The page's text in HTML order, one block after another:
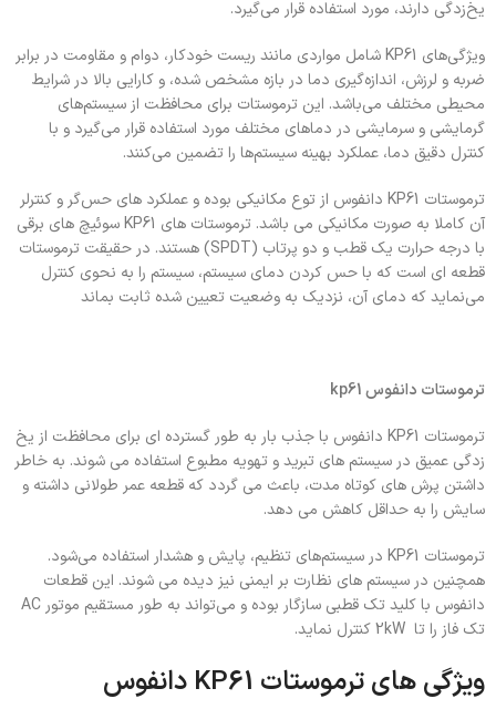
یخ‌زدگی دارند، مورد استفاده قرار می‌گیرد.
ویژگی‌های KP61 شامل مواردی مانند ریست خودکار، دوام و مقاومت در برابر
ضربه و لرزش، اندازه‌گیری دما در بازه مشخص شده، و کارایی بالا در شرایط
محیطی مختلف می‌باشد. این ترموستات برای محافظت از سیستم‌های
گرمایشی و سرمایشی در دماهای مختلف مورد استفاده قرار می‌گیرد و با
کنترل دقیق دما، عملکرد بهینه سیستم‌ها را تضمین می‌کنند.
ترموستات KP61 دانفوس از توع مکانیکی بوده و عملکرد های حس‌گر و کنترلر
آن کاملا به صورت مکانیکی می باشد. ترموستات های KP61 سوئیچ های برقی
با درجه حرارت یک قطب و دو پرتاب (SPDT) هستند. در حقیقت ترموستات
قطعه ای است که با حس کردن دمای سیستم، سیستم را به نحوی کنترل
می‌نماید که دمای آن، نزدیک به وضعیت تعیین شده ثابت بماند
ترموستات دانفوس kp61
ترموستات KP61 دانفوس با جذب بار به طور گسترده ای برای محافظت از یخ
زدگی عمیق در سیستم های تبرید و تهویه مطبوع استفاده می شوند. به خاطر
داشتن پرش های کوتاه مدت، باعث می گردد که قطعه عمر طولانی داشته و
سایش را به حداقل کاهش می دهد.
ترموستات KP61 در سیستم‌های تنظیم‌، پایش و هشدار استفاده می‌شود.
همچنین در سیستم های نظارت بر ایمنی نیز دیده می شوند. این قطعات
دانفوس با کلید تک قطبی سازگار بوده و می‌تواند به طور مستقیم موتور AC
تک فاز را تا 2kW کنترل نماید.
ویژگی های ترموستات KP61 دانفوس